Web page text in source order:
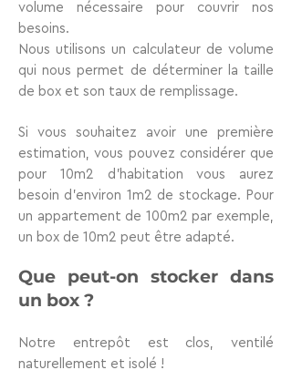
volume nécessaire pour couvrir nos
besoins.
Nous utilisons un calculateur de volume
qui nous permet de déterminer la taille
de box et son taux de remplissage.
Si vous souhaitez avoir une première
estimation, vous pouvez considérer que
pour 10m2 d’habitation vous aurez
besoin d’environ 1m2 de stockage. Pour
un appartement de 100m2 par exemple,
un box de 10m2 peut être adapté.
Que peut-on stocker dans
un box ?
Notre entrepôt est clos, ventilé
naturellement et isolé !